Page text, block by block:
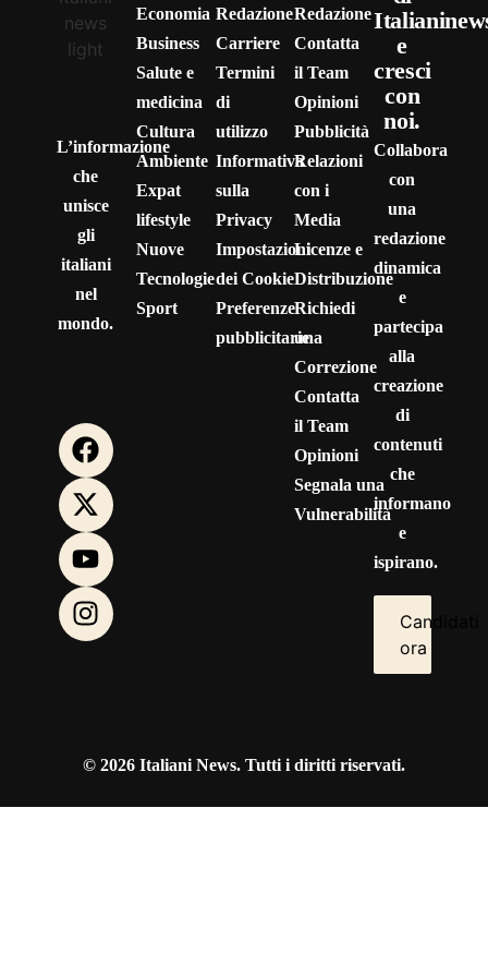
L’informazione
che
unisce
gli
italiani
nel
mondo.
Economia
Business
Salute e
medicina
Cultura
Ambiente
Expat
lifestyle
Nuove
Tecnologie
Sport
Redazione
Carriere
Termini
di
utilizzo
Informativa
sulla
Privacy
Impostazioni
dei Cookie
Preferenze
pubblicitarie
Redazione
Contatta
il Team
Opinioni
Pubblicità
Relazioni
con i
Media
Licenze e
Distribuzione
Richiedi
una
Correzione
Contatta
il Team
Opinioni
Segnala una
Vulnerabilità
e
cresci
con
noi.
Collabora
con
una
redazione
dinamica
e
partecipa
alla
creazione
di
contenuti
che
informano
e
ispirano.
Candidati
ora
© 2026 Italiani News. Tutti i diritti riservati.